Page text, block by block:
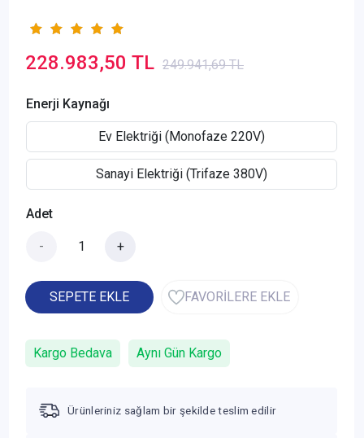
228.983,50 TL 249.941,69 TL
Enerji Kaynağı
Ev Elektriği (Monofaze 220V)
Sanayi Elektriği (Trifaze 380V)
Adet
- +
SEPETE EKLE FAVORİLERE EKLE
Kargo Bedava Aynı Gün Kargo
Ürünleriniz sağlam bir şekilde teslim edilir